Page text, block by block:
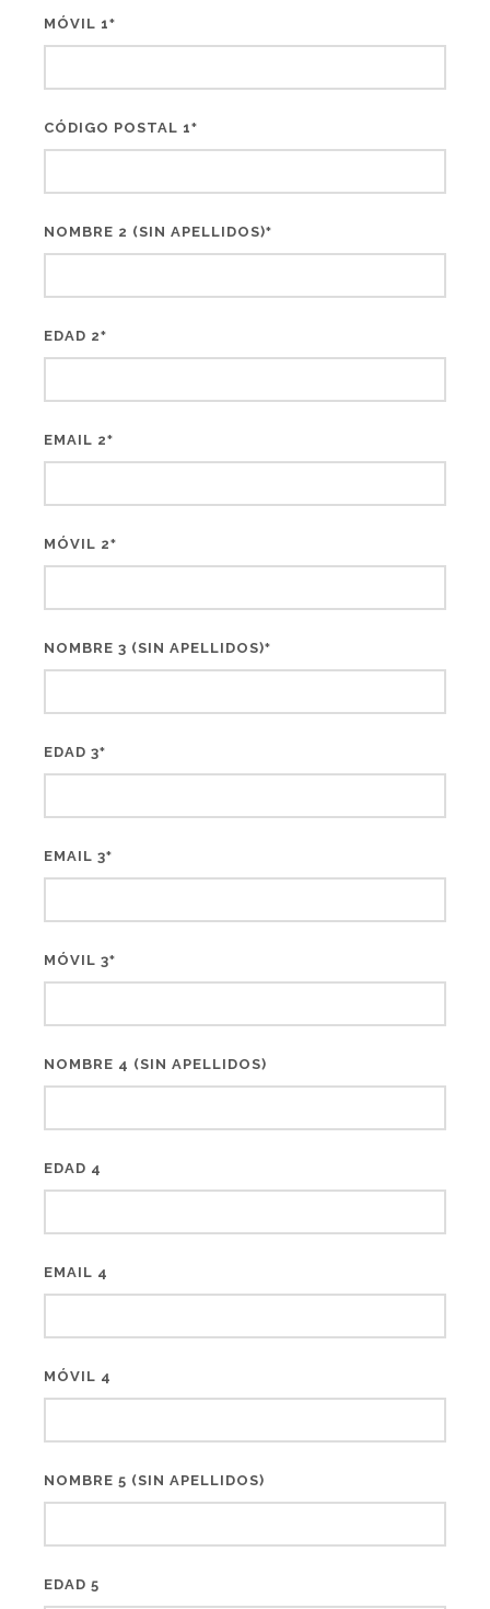
MÓVIL 1*
CÓDIGO POSTAL 1*
NOMBRE 2 (SIN APELLIDOS)*
EDAD 2*
EMAIL 2*
MÓVIL 2*
NOMBRE 3 (SIN APELLIDOS)*
EDAD 3*
EMAIL 3*
MÓVIL 3*
NOMBRE 4 (SIN APELLIDOS)
EDAD 4
EMAIL 4
MÓVIL 4
NOMBRE 5 (SIN APELLIDOS)
EDAD 5